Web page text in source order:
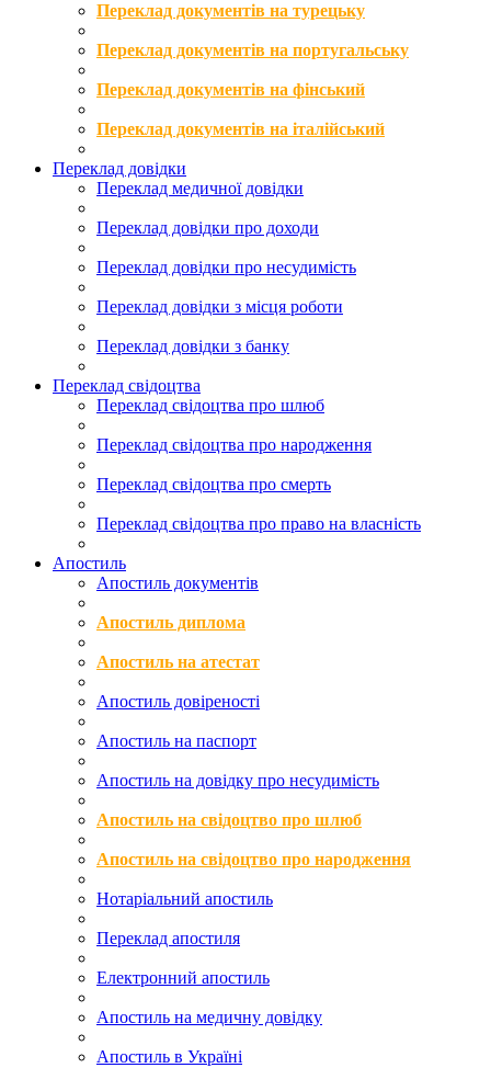
Переклад документів на турецьку
Переклад документів на португальську
Переклад документів на фінський
Переклад документів на італійський
Переклад довідки
Переклад медичної довідки
Переклад довідки про доходи
Переклад довідки про несудимість
Переклад довідки з місця роботи
Переклад довідки з банку
Переклад свідоцтва
Переклад свідоцтва про шлюб
Переклад свідоцтва про народження
Переклад свідоцтва про смерть
Переклад свідоцтва про право на власність
Апостиль
Апостиль документів
Апостиль диплома
Апостиль на атестат
Апостиль довіреності
Апостиль на паспорт
Апостиль на довідку про несудимість
Апостиль на свідоцтво про шлюб
Апостиль на свідоцтво про народження
Нотаріальний апостиль
Переклад апостиля
Електронний апостиль
Апостиль на медичну довідку
Апостиль в Україні